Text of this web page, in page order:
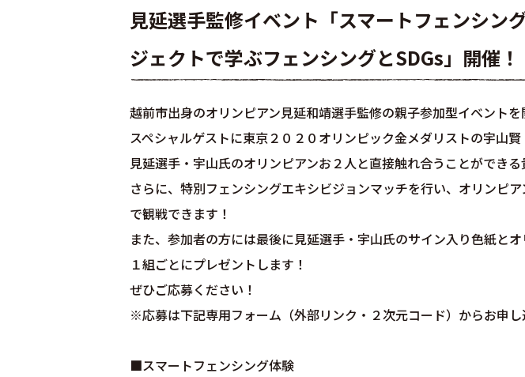
見延選手監修イベント「スマートフェンシン
ジェクトで学ぶフェンシングとSDGs」開催！
越前市出身のオリンピアン見延和靖選手監修の親子参加型イベントを
スペシャルゲストに東京２０２０オリンピック金メダリストの宇山賢
見延選手・宇山氏のオリンピアンお２人と直接触れ合うことができる
さらに、特別フェンシングエキシビジョンマッチを行い、オリンピ
で観戦できます！
また、参加者の方には最後に見延選手・宇山氏のサイン入り色紙と
１組ごとにプレゼントします！
ぜひご応募ください！
※応募は下記専用フォーム（外部リンク・２次元コード）からお申し
■スマートフェンシング体験